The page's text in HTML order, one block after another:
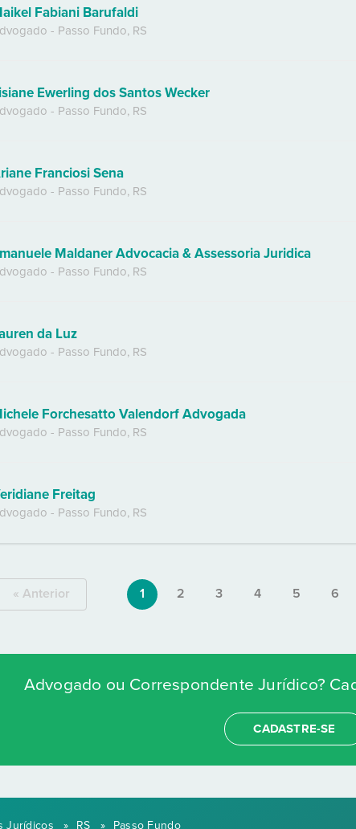
Fabiani Barufaldi
- Passo Fundo, RS
Ewerling dos Santos Wecker
- Passo Fundo, RS
Franciosi Sena
- Passo Fundo, RS
Maldaner Advocacia & Assessoria Juridica
- Passo Fundo, RS
da Luz
- Passo Fundo, RS
Forchesatto Valendorf Advogada
- Passo Fundo, RS
Freitag
- Passo Fundo, RS
« Anterior 1 2 3 4 5 6
Advogado ou Correspondente Jurídico?
CADASTRE-SE
Jurídicos » RS » Passo Fundo